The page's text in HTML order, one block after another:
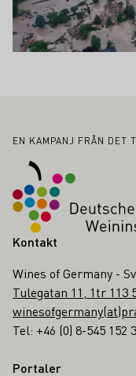
Sidfot
EN KAMPANJ FRÅN DET
Kontakt
Wines of Germany -
Tulegatan 11, 1tr 113
Tel: +46 (0) 8-545 152
Portaler